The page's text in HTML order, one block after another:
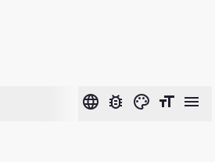
language bug_report color_lens format_size menu